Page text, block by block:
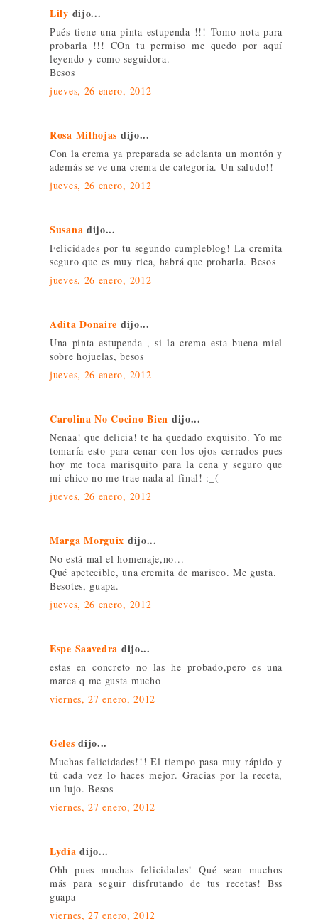
Lily dijo...
Pués tiene una pinta estupenda !!! Tomo nota para
probarla !!! COn tu permiso me quedo por aquí
leyendo y como seguidora.
Besos
jueves, 26 enero, 2012
Rosa Milhojas dijo...
Con la crema ya preparada se adelanta un montón y
además se ve una crema de categoría. Un saludo!!
jueves, 26 enero, 2012
Susana dijo...
Felicidades por tu segundo cumpleblog! La cremita
seguro que es muy rica, habrá que probarla. Besos
jueves, 26 enero, 2012
Adita Donaire dijo...
Una pinta estupenda , si la crema esta buena miel
sobre hojuelas, besos
jueves, 26 enero, 2012
Carolina No Cocino Bien dijo...
Nenaa! que delicia! te ha quedado exquisito. Yo me
tomaría esto para cenar con los ojos cerrados pues
hoy me toca marisquito para la cena y seguro que
mi chico no me trae nada al final! :_(
jueves, 26 enero, 2012
Marga Morguix dijo...
No está mal el homenaje,no...
Qué apetecible, una cremita de marisco. Me gusta.
Besotes, guapa.
jueves, 26 enero, 2012
Espe Saavedra dijo...
estas en concreto no las he probado,pero es una
marca q me gusta mucho
viernes, 27 enero, 2012
Geles dijo...
Muchas felicidades!!! El tiempo pasa muy rápido y
tú cada vez lo haces mejor. Gracias por la receta,
un lujo. Besos
viernes, 27 enero, 2012
Lydia dijo...
Ohh pues muchas felicidades! Qué sean muchos
más para seguir disfrutando de tus recetas! Bss
guapa
viernes, 27 enero, 2012